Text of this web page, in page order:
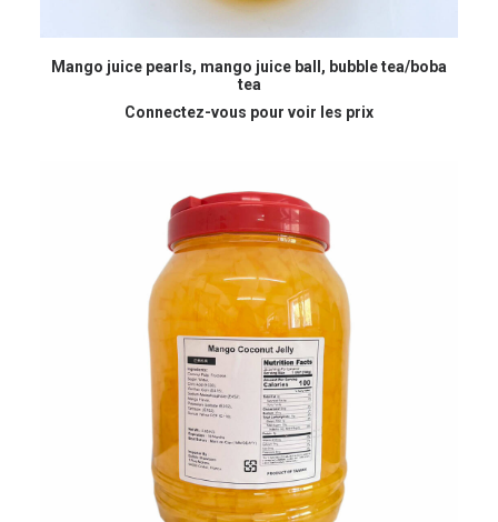
READ MORE
Mango juice pearls, mango juice ball, bubble tea/boba
tea
Connectez-vous pour voir les prix